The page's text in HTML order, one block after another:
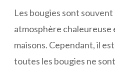
Les bougies sont
atmosphère chaleureuse
maisons. Cependant, il
toutes les bougies ne